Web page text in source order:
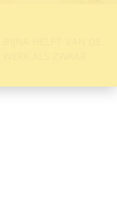
HELFT VAN DE
ALS ZWAAR